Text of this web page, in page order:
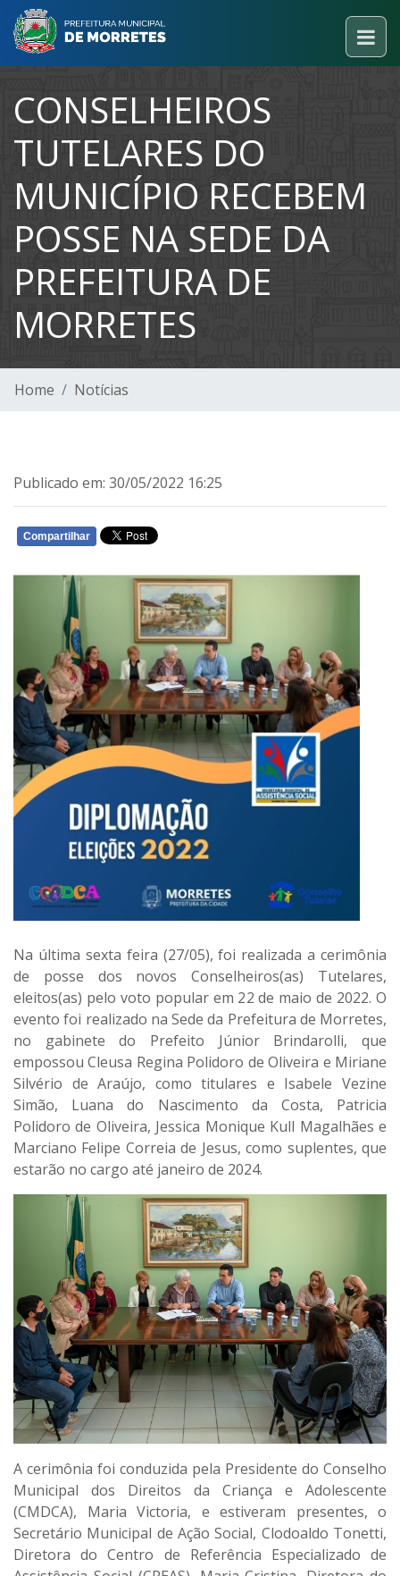
CONSELHEIROS
TUTELARES DO
MUNICÍPIO RECEBEM
POSSE NA SEDE DA
PREFEITURA DE
MORRETES
Home Notícias
Publicado em: 30/05/2022 16:25
Compartilhar
Na última sexta feira (27/05), foi realizada a cerimônia
de posse dos novos Conselheiros(as) Tutelares,
eleitos(as) pelo voto popular em 22 de maio de 2022. O
evento foi realizado na Sede da Prefeitura de Morretes,
no gabinete do Prefeito Júnior Brindarolli, que
empossou Cleusa Regina Polidoro de Oliveira e Miriane
Silvério de Araújo, como titulares e Isabele Vezine
Simão, Luana do Nascimento da Costa, Patricia
Polidoro de Oliveira, Jessica Monique Kull Magalhães e
Marciano Felipe Correia de Jesus, como suplentes, que
estarão no cargo até janeiro de 2024.
A cerimônia foi conduzida pela Presidente do Conselho
Municipal dos Direitos da Criança e Adolescente
(CMDCA), Maria Victoria, e estiveram presentes, o
Secretário Municipal de Ação Social, Clodoaldo Tonetti,
Diretora do Centro de Referência Especializado de